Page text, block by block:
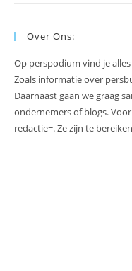
Over Ons:
Op perspodium vind je
Zoals informatie over
Daarnaast gaan we graag
ondernemers of blogs.
redactie=. Ze zijn te